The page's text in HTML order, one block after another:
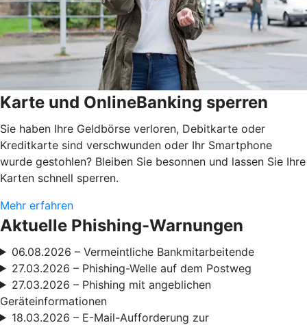
Karte und OnlineBanking sperren
Sie haben Ihre Geldbörse verloren, Debitkarte oder
Kreditkarte sind verschwunden oder Ihr Smartphone
wurde gestohlen? Bleiben Sie besonnen und lassen Sie Ihre
Karten schnell sperren.
Mehr erfahren
Aktuelle Phishing-Warnungen
06.08.2026 – Vermeintliche Bankmitarbeitende
27.03.2026 – Phishing-Welle auf dem Postweg
27.03.2026 – Phishing mit angeblichen
Geräteinformationen
18.03.2026 – E-Mail-Aufforderung zur